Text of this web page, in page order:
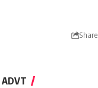
Share
ADVT